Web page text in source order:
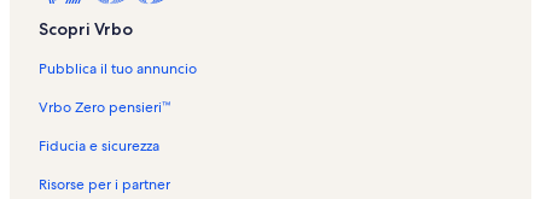
Scopri Vrbo
Pubblica il tuo annuncio
Vrbo Zero pensieri™
Fiducia e sicurezza
Risorse per i partner